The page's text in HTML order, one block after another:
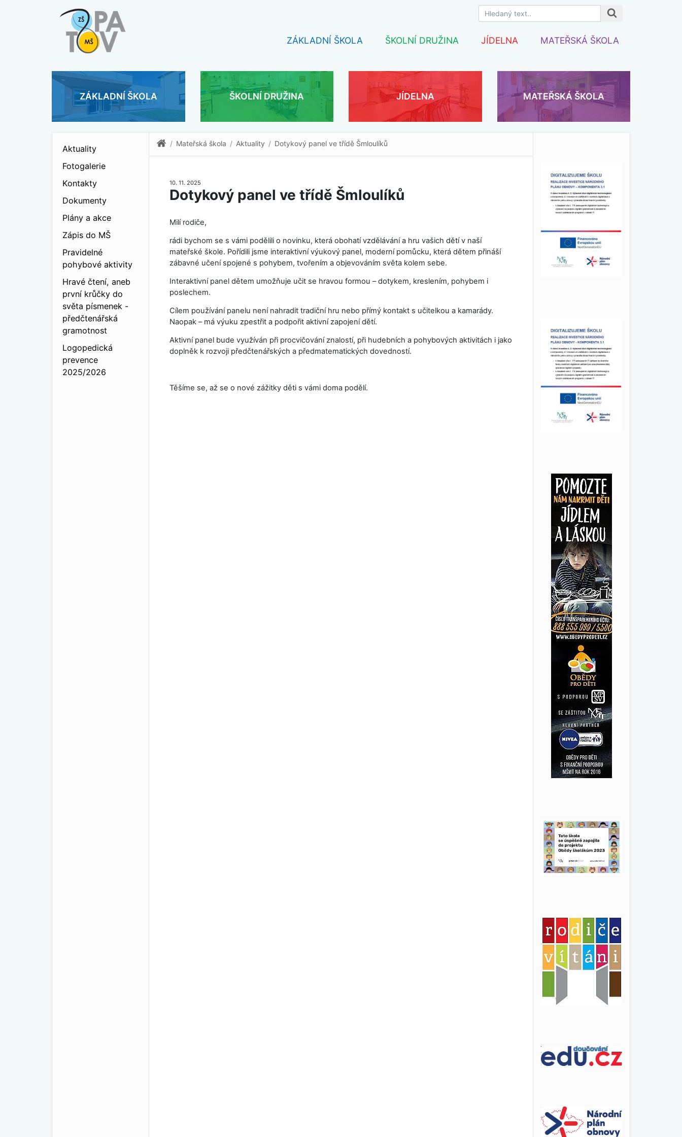
ZÁKLADNÍ ŠKOLA ŠKOLNÍ DRUŽINA JÍDELNA MATEŘSKÁ ŠKOLA
ZÁKLADNÍ ŠKOLA ŠKOLNÍ DRUŽINA JÍDELNA MATEŘSKÁ ŠKOLA
Aktuality
Fotogalerie
Kontakty
Dokumenty
Plány a akce
Zápis do MŠ
Pravidelné
pohybové aktivity
Hravé čtení, aneb
první krůčky do
světa písmenek -
předčtenářská
gramotnost
Logopedická
prevence
2025/2026
Mateřská škola Aktuality Dotykový panel ve třídě Šmloulíků
10. 11. 2025
Dotykový panel ve třídě Šmloulíků
Milí rodiče,
rádi bychom se s vámi podělili o novinku, která obohatí vzdělávání a hru vašich dětí v naší
mateřské škole. Pořídili jsme interaktivní výukový panel, moderní pomůcku, která dětem přináší
zábavné učení spojené s pohybem, tvořením a objevováním světa kolem sebe.
Interaktivní panel dětem umožňuje učit se hravou formou – dotykem, kreslením, pohybem i
poslechem.
Cílem používání panelu není nahradit tradiční hru nebo přímý kontakt s učitelkou a kamarády.
Naopak – má výuku zpestřit a podpořit aktivní zapojení dětí.
Aktivní panel bude využíván při procvičování znalostí, při hudebních a pohybových aktivitách i jako
doplněk k rozvoji předčtenářských a předmatematických dovedností.
Těšíme se, až se o nové zážitky děti s vámi doma podělí.